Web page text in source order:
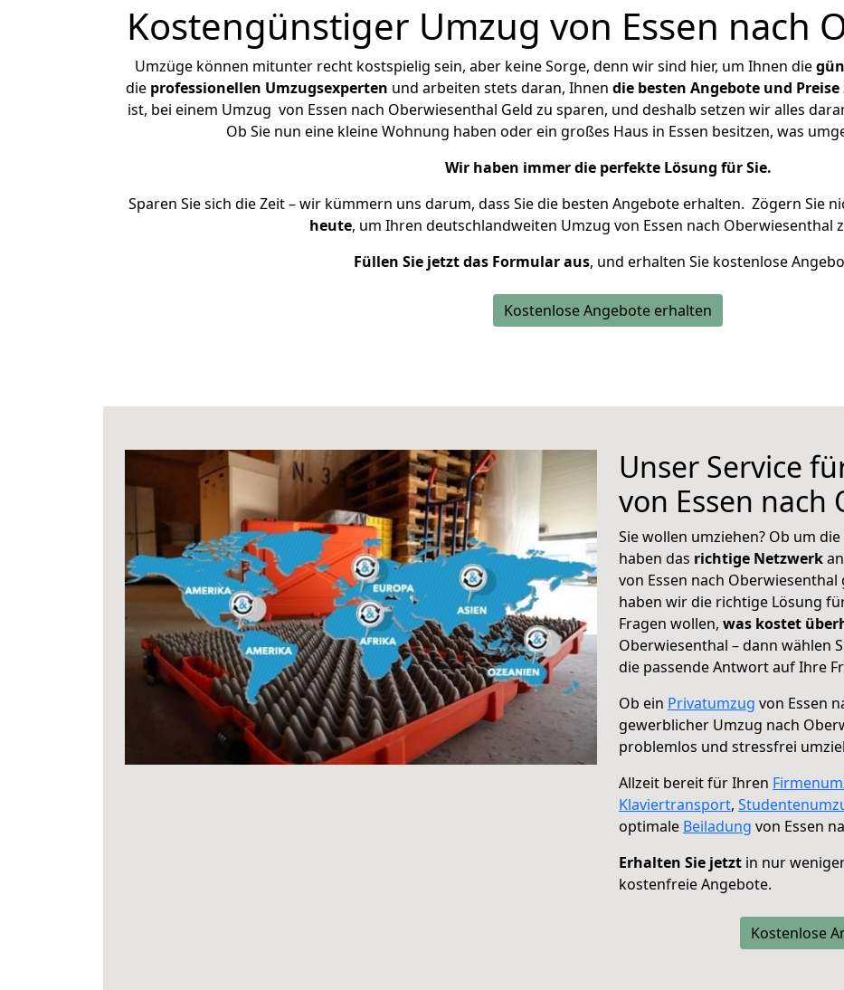
Kostengünstiger Umzug von Essen nach
Umzüge können mitunter recht kostspielig sein, aber keine Sorge, denn wir sind hier, um Ihnen die
die professionellen Umzugsexperten und arbeiten stets daran, Ihnen die besten Angebote und Preise
ist, bei einem Umzug von Essen nach Oberwiesenthal Geld zu sparen, und deshalb setzen wir alles
Ob Sie nun eine kleine Wohnung haben oder ein großes Haus in Essen besitzen, was
Wir haben immer die perfekte Lösung für Sie.
Sparen Sie sich die Zeit – wir kümmern uns darum, dass Sie die besten Angebote erhalten. Zögern Sie
heute, um Ihren deutschlandweiten Umzug von Essen nach Oberwiesenthal
Füllen Sie jetzt das Formular aus, und erhalten Sie kostenlose
Kostenlose Angebote erhalten
Unser Service
von Essen nach
Sie wollen umziehen? Ob um
haben das richtige Netzwerk
von Essen nach
haben wir die richtige Lösung
Fragen wollen, was kostet
Oberwiesenthal – dann wählen
die passende Antwort auf Ihre
Ob ein Privatumzug von Essen
gewerblicher Umzug nach
problemlos und stressfrei
Allzeit bereit für Ihren
Klaviertransport,
optimale Beiladung von Essen
Erhalten Sie jetzt in nur
kostenfreie Angebote.
Kostenlose